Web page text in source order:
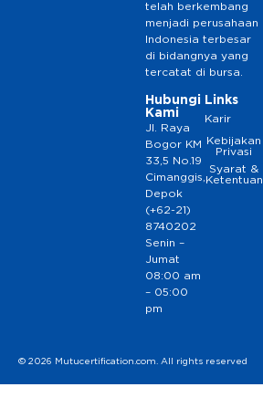
telah berkembang
menjadi perusahaan
Indonesia terbesar
di bidangnya yang
tercatat di bursa.
Hubungi
Kami
Jl. Raya
Bogor KM
33,5 No.19
Cimanggis,
Depok
(+62-21)
8740202
Senin –
Jumat
08:00 am
– 05:00
pm
Links
Karir
Kebijakan
Privasi
Syarat &
Ketentuan
© 2026 Mutucertification.com. All rights reserved